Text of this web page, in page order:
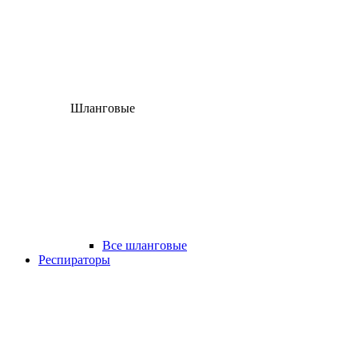
Шланговые
Все шланговые
Респираторы